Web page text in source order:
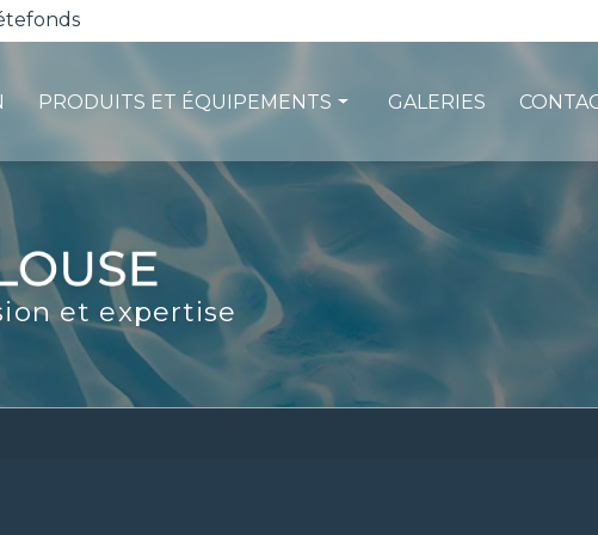
PRODUITS ET ÉQUIPEMENTS
Les pompes à chaleur
La filtration
Les robots piscines
Volets et sécurité
La stérilisation
Les abris
GALERIES
et expertise